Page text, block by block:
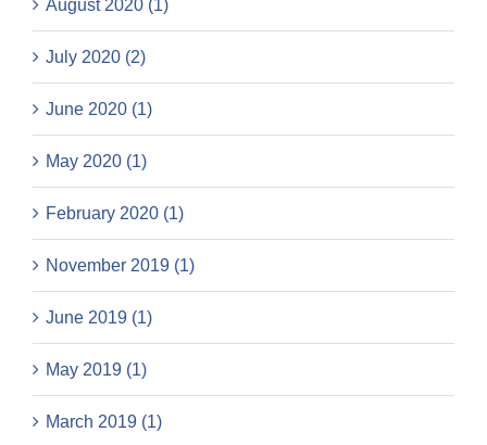
August 2020 (1)
July 2020 (2)
June 2020 (1)
May 2020 (1)
February 2020 (1)
November 2019 (1)
June 2019 (1)
May 2019 (1)
March 2019 (1)